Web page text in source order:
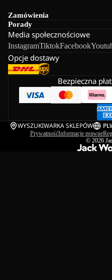
Zamówienia
Porady
Media społecznościowe
InstagramTiktokFacebook
Opcje dostawy
Bezpieczna
WYSZUKIWARKA SKLEPÓW PL
PrywatnośćInformacje prawne
© 2026